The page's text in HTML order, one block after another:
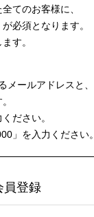
てのお客様に、
が必須となります。
す。
メールアドレスと、
ださい。
」を入力ください。
員登録